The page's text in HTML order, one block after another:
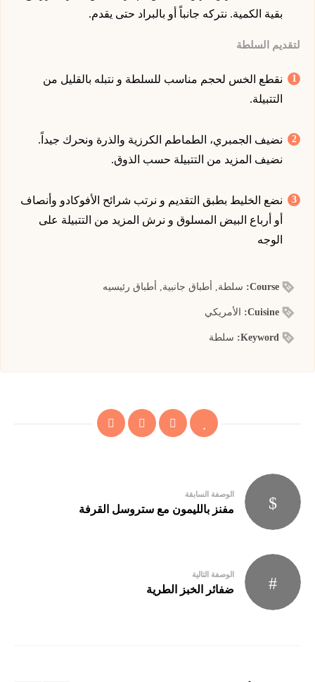
بقية الكمية. نتركه جانباً أو بالبراد حتى يقدم.
لتقديم السلطة
نقطع الخس لحجم مناسب للسلطة و نتبله بالقليل من
التتبيلة.
نضيف الجمبري، الطماطم الكرزية والذرة ونحرك جيداً.
نضيف المزيد من التتبيلة حسب الذوق.
نضع الخليط بطبق التقديم و نرتب شرائح الأفوكادو وأنصاف
أو أرباع البيض المسلوق و نرش المزيد من التتبيلة على
الوجه
Course: سلطة, أطباق جانبية, أطباق رئيسيه
Cuisine: الأمريكي
Keyword: سلطة
Post
navigation
الوصفة السابقة
مفنز بالليمون مع ستروسل القرفة
الوصفة التالية
ضفائر الخبز الطرية